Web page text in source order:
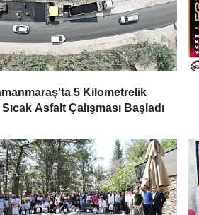
5 Kilometrelik
Asfalt Çalışması Başladı